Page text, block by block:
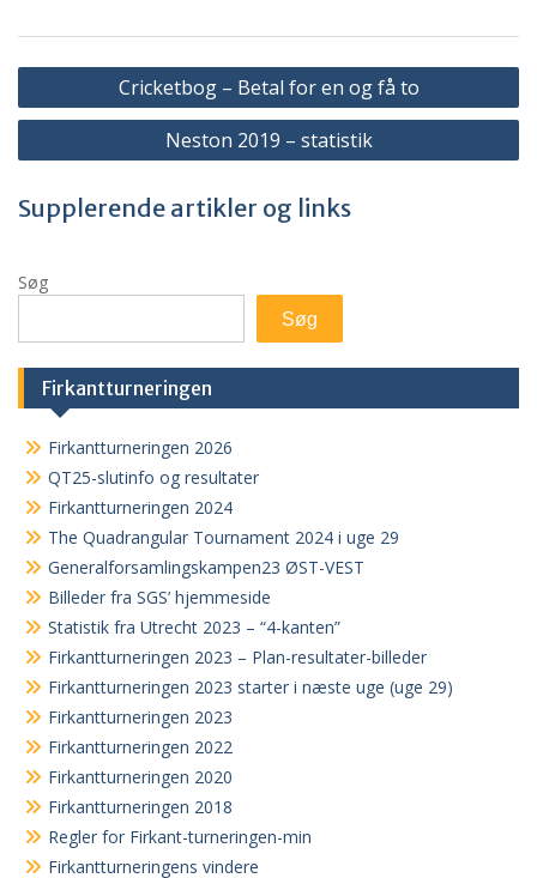
Indlægsnavigation
Cricketbog – Betal for en og få to
Neston 2019 – statistik
Supplerende artikler og links
Søg
Søg
Firkantturneringen
Firkantturneringen 2026
QT25-slutinfo og resultater
Firkantturneringen 2024
The Quadrangular Tournament 2024 i uge 29
Generalforsamlingskampen23 ØST-VEST
Billeder fra SGS’ hjemmeside
Statistik fra Utrecht 2023 – “4-kanten”
Firkantturneringen 2023 – Plan-resultater-billeder
Firkantturneringen 2023 starter i næste uge (uge 29)
Firkantturneringen 2023
Firkantturneringen 2022
Firkantturneringen 2020
Firkantturneringen 2018
Regler for Firkant-turneringen-min
Firkantturneringens vindere